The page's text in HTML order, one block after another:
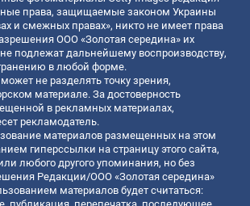
права, защищаемые законом Украины
и смежных правах», никто не имеет права
ООО «Золотая середина» их
подлежат дальнейшему воспроизводству,
в любой форме.
не разделять точку зрения,
материале. За достоверность
в рекламных материалах,
рекламодатель.
материалов размещенных на этом
гиперссылки на страницу этого сайта,
любого другого упоминания, но без
Редакции/ООО «Золотая середина»
материалов будет считаться: